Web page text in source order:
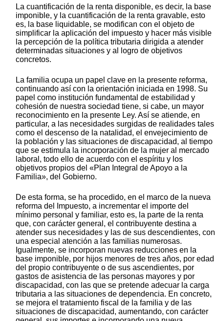
La cuantificación de la renta disponible, es decir, la base
imponible, y la cuantificación de la renta gravable, esto
es, la base liquidable, se modifican con el objeto de
simplificar la aplicación del impuesto y hacer más visible
la percepción de la política tributaria dirigida a atender
determinadas situaciones y al logro de objetivos
concretos.
La familia ocupa un papel clave en la presente reforma,
continuando así con la orientación iniciada en 1998. Su
papel como institución fundamental de estabilidad y
cohesión de nuestra sociedad tiene, si cabe, un mayor
reconocimiento en la presente Ley. Así se atiende, en
particular, a las necesidades surgidas de realidades tales
como el descenso de la natalidad, el envejecimiento de
la población y las situaciones de discapacidad, al tiempo
que se estimula la incorporación de la mujer al mercado
laboral, todo ello de acuerdo con el espíritu y los
objetivos propios del «Plan Integral de Apoyo a la
Familia», del Gobierno.
De esta forma, se ha procedido, en el marco de la nueva
reforma del Impuesto, a incrementar el importe del
mínimo personal y familiar, esto es, la parte de la renta
que, con carácter general, el contribuyente destina a
atender sus necesidades y las de sus descendientes, con
una especial atención a las familias numerosas.
Igualmente, se incorporan nuevas reducciones en la
base imponible, por hijos menores de tres años, por edad
del propio contribuyente o de sus ascendientes, por
gastos de asistencia de las personas mayores y por
discapacidad, con las que se pretende adecuar la carga
tributaria a las situaciones de dependencia. En concreto,
se mejora el tratamiento fiscal de la familia y de las
situaciones de discapacidad, aumentando, con carácter